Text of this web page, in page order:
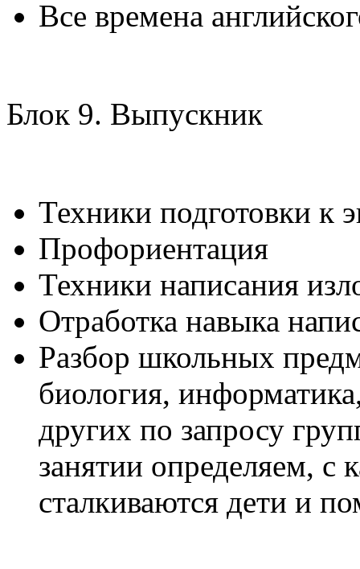
Все времена
Блок 9. Выпускник
Техники подготовки
Профориентация
Техники написания
Отработка навыка
Разбор школьных
биология,
других по запросу
занятии определяем, с
сталкиваются дети и